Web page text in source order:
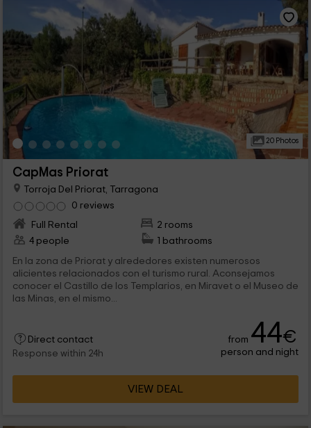
20 Photos
CapMas Priorat
Torroja Del Priorat, Tarragona
0 reviews
Full Rental
2 rooms
4 people
1 bathrooms
En la zona de Priorat y alrededores existen numerosos
alicientes relacionados con el turismo rural. Aconsejamos
conocer el Castillo de los Templarios, en Miravet o el Museo de
las Minas, en el mismo...
Direct contact
Response within 24h
from 44€
person and night
VIEW DEAL